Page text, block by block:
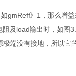
gmReff》1，那么增益
及load输出时，如图
端没有接地，所以它